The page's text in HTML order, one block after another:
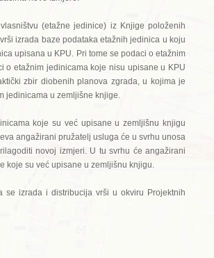
(etažne jedinice) iz Knjige položenih
izrada baze podataka etažnih jedinica u koju
upisana u KPU. Pri tome se podaci o etažnim
o etažnim jedinicama koje nisu upisane u KPU
zbir diobenih planova zgrada, u kojima je
jedinicama u zemljišne knjige.
koje su već upisane u zemljišnu knjigu
angažirani pružatelj usluga će u svrhu unosa
novoj izmjeri. U tu svrhu će angažirani
koje su već upisane u zemljišnu knjigu.
se izrada i distribucija vrši u okviru Projektnih